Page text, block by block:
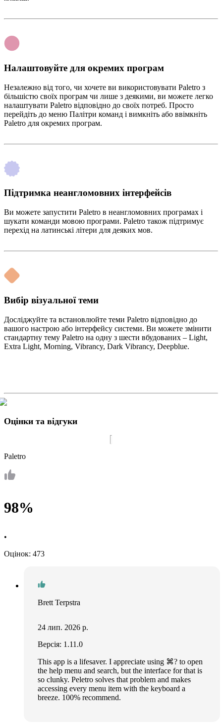
Налаштовуйте для окремих програм
Незалежно від того, чи хочете ви використовувати Paletro з
більшістю своїх програм чи лише з деякими, ви можете легко
налаштувати Paletro відповідно до своїх потреб. Просто
перейдіть до меню Палітри команд і вимкніть або ввімкніть
Paletro для окремих програм.
Підтримка неангломовних інтерфейсів
Ви можете запустити Paletro в неангломовних програмах і
шукати команди мовою програми. Paletro також підтримує
перехід на латинські літери для деяких мов.
Вибір візуальної теми
Досліджуйте та встановлюйте теми Paletro відповідно до
вашого настрою або інтерфейсу системи. Ви можете змінити
стандартну тему Paletro на одну з шести вбудованих – Light,
Extra Light, Morning, Vibrancy, Dark Vibrancy, Deepblue.
Оцінки та відгуки
Paletro
98%
•
Оцінок: 473
Brett Terpstra
24 лип. 2026 р.
Версія: 1.11.0
This app is a lifesaver. I appreciate using ⌘? to open
the help menu and search, but the interface for that is
so clunky. Peletro solves that problem and makes
accessing every menu item with the keyboard a
breeze. 100% recommend.